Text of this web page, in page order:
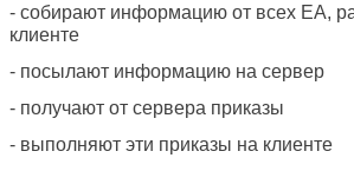
- собирают информацию от всех ЕА,
клиенте
- посылают информацию на сервер
- получают от сервера приказы
- выполняют эти приказы на клиенте